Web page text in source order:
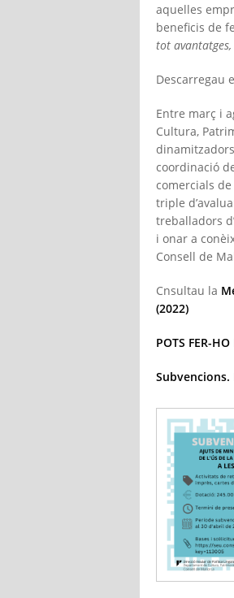
aquelles
beneficis de
tot avantatges,
Descarregau
Entre març i
Cultura,
coordinació
comercials
triple
treballadors
i onar a
Consell de
Cnsultau la
(2022)
POTS FER-